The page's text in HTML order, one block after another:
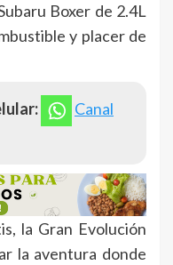
Boxer de 2.4L
y placer de
Canal
la Gran Evolución
la aventura donde